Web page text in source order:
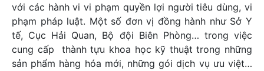
với các hành vi vi phạm quyền lợi người tiêu dùng, vi
phạm pháp luật. Một số đơn vị đồng hành như Sở Y
tế, Cục Hải Quan, Bộ đội Biên Phòng… trong việc
cung cấp thành tựu khoa học kỹ thuật trong những
sản phẩm hàng hóa mới, những gói dịch vụ ưu việt…